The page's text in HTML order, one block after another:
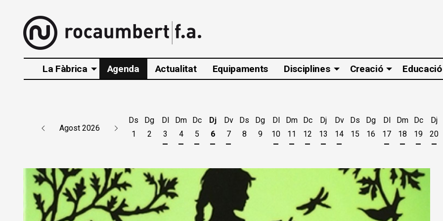
La Fàbrica Agenda Actualitat Equipaments Disciplines Creació Educació
Agost 2026
Ds
1
Dg
2
Dl
3
Dilluns 3 d'agost
Dm
4
Dimarts 4 d'agost
Dc
5
Dimecres 5 d'agost
Dj
6
Dijous 6 d'agost
Dv
7
Divendres 7 d'agost
Ds
8
Dg
9
Dl
10
Dilluns 10 d'agost
Dm
11
Dimarts 11 d'agost
Dc
12
Dimecres 12 d'agost
Dj
13
Dijous 13 d'agost
Dv
14
Divendres 14 d'agost
Ds
15
Dg
16
Dl
17
Dilluns 17
Dm
18
Dimarts 18
Dc
19
Dj
20